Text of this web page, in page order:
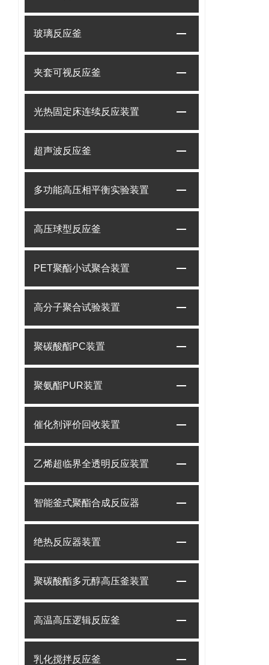
玻璃反应釜
夹套可视反应釜
光热固定床连续反应装置
超声波反应釜
多功能高压相平衡实验装置
高压球型反应釜
PET聚酯小试聚合装置
高分子聚合试验装置
聚碳酸酯PC装置
聚氨酯PUR装置
催化剂评价回收装置
乙烯超临界全透明反应装置
智能釜式聚酯合成反应器
绝热反应器装置
聚碳酸酯多元醇高压釜装置
高温高压逻辑反应釜
乳化搅拌反应釜